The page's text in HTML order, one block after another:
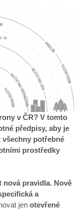
v ČR? V tomto
předpisy, aby je
všechny potřebné
prostředky
nová pravidla. Nově
a
jen otevřené